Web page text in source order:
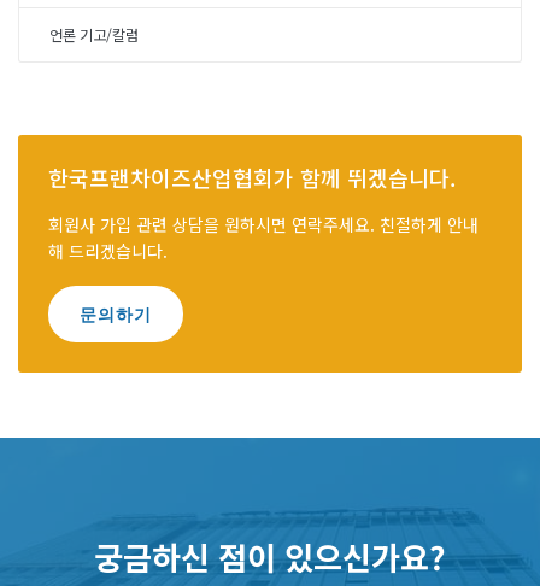
언론 기고/칼럼
한국프랜차이즈산업협회가 함께 뛰겠습니다.
회원사 가입 관련 상담을 원하시면 연락주세요. 친절하게 안내
해 드리겠습니다.
문의하기
궁금하신 점이 있으신가요?